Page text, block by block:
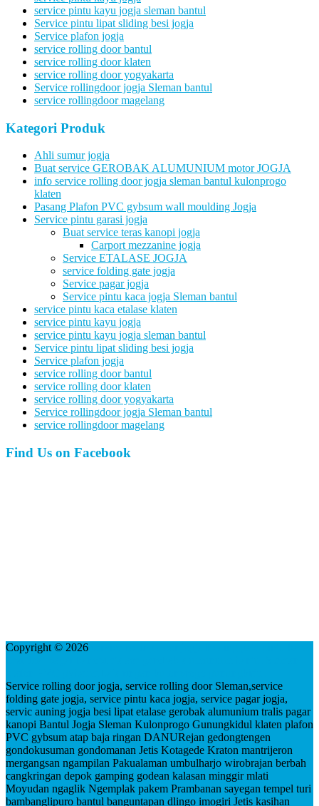
service pintu kayu jogja sleman bantul
Service pintu lipat sliding besi jogja
Service plafon jogja
service rolling door bantul
service rolling door klaten
service rolling door yogyakarta
Service rollingdoor jogja Sleman bantul
service rollingdoor magelang
Kategori Produk
Ahli sumur jogja
Buat service GEROBAK ALUMUNIUM motor JOGJA
info service rolling door jogja sleman bantul kulonprogo
klaten
Pasang Plafon PVC gybsum wall moulding Jogja
Service pintu garasi jogja
Buat service teras kanopi jogja
Carport mezzanine jogja
Service ETALASE JOGJA
service folding gate jogja
Service pagar jogja
Service pintu kaca jogja Sleman bantul
service pintu kaca etalase klaten
service pintu kayu jogja
service pintu kayu jogja sleman bantul
Service pintu lipat sliding besi jogja
Service plafon jogja
service rolling door bantul
service rolling door klaten
service rolling door yogyakarta
Service rollingdoor jogja Sleman bantul
service rollingdoor magelang
Find Us on Facebook
Copyright © 2026
Service rolling door jogja, service rolling door Sleman,service
folding gate jogja, service pintu kaca jogja, service pagar jogja,
servic auning jogja besi lipat etalase gerobak alumunium tralis pagar
kanopi Bantul Jogja Sleman Kulonprogo Gunungkidul klaten plafon
PVC gybsum atap baja ringan DANURejan gedongtengen
gondokusuman gondomanan Jetis Kotagede Kraton mantrijeron
mergangsan ngampilan Pakualaman umbulharjo wirobrajan berbah
cangkringan depok gamping godean kalasan minggir mlati
Moyudan ngaglik Ngemplak pakem Prambanan sayegan tempel turi
bambanglipuro bantul banguntapan dlingo imogiri Jetis kasihan